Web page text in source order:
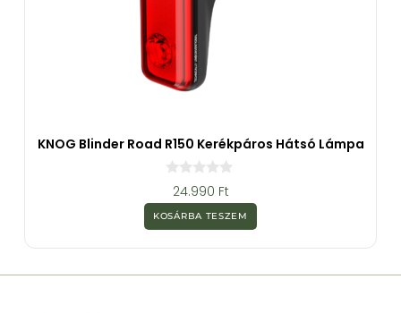
KNOG Blinder Road R150 Kerékpáros Hátsó Lámpa
z
5
b
l
24.990 Ft
KOSÁRBA TESZEM